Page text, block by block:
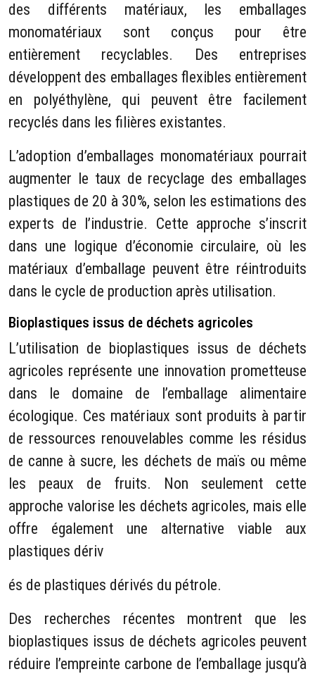
des différents matériaux, les emballages
monomatériaux sont conçus pour être
entièrement recyclables. Des entreprises
développent des emballages flexibles entièrement
en polyéthylène, qui peuvent être facilement
recyclés dans les filières existantes.
L’adoption d’emballages monomatériaux pourrait
augmenter le taux de recyclage des emballages
plastiques de 20 à 30%, selon les estimations des
experts de l’industrie. Cette approche s’inscrit
dans une logique d’économie circulaire, où les
matériaux d’emballage peuvent être réintroduits
dans le cycle de production après utilisation.
Bioplastiques issus de déchets agricoles
L’utilisation de bioplastiques issus de déchets
agricoles représente une innovation prometteuse
dans le domaine de l’emballage alimentaire
écologique. Ces matériaux sont produits à partir
de ressources renouvelables comme les résidus
de canne à sucre, les déchets de maïs ou même
les peaux de fruits. Non seulement cette
approche valorise les déchets agricoles, mais elle
offre également une alternative viable aux
plastiques dériv
és de plastiques dérivés du pétrole.
Des recherches récentes montrent que les
bioplastiques issus de déchets agricoles peuvent
réduire l’empreinte carbone de l’emballage jusqu’à